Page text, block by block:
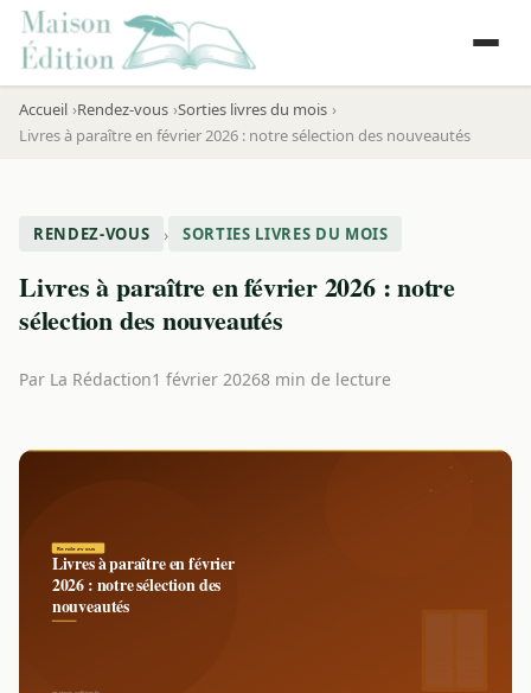
Accueil Rendez-vous Sorties livres du mois
Livres à paraître en février 2026 : notre sélection des nouveautés
RENDEZ-VOUS › SORTIES LIVRES DU MOIS
Livres à paraître en février 2026 : notre
sélection des nouveautés
Par La Rédaction1 février 20268 min de lecture